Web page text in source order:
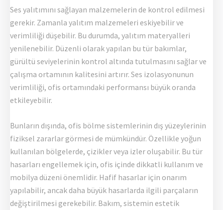
Ses yalıtımını sağlayan malzemelerin de kontrol edilmesi
gerekir. Zamanla yalıtım malzemeleri eskiyebilir ve
verimliliği düşebilir. Bu durumda, yalıtım materyalleri
yenilenebilir. Düzenli olarak yapılan bu tür bakımlar,
gürültü seviyelerinin kontrol altında tutulmasını sağlar ve
çalışma ortamının kalitesini artırır. Ses izolasyonunun
verimliliği, ofis ortamındaki performansı büyük oranda
etkileyebilir.
Bunların dışında, ofis bölme sistemlerinin dış yüzeylerinin
fiziksel zararlar görmesi de mümkündür. Özellikle yoğun
kullanılan bölgelerde, çizikler veya izler oluşabilir. Bu tür
hasarları engellemek için, ofis içinde dikkatli kullanım ve
mobilya düzeni önemlidir. Hafif hasarlar için onarım
yapılabilir, ancak daha büyük hasarlarda ilgili parçaların
değiştirilmesi gerekebilir. Bakım, sistemin estetik